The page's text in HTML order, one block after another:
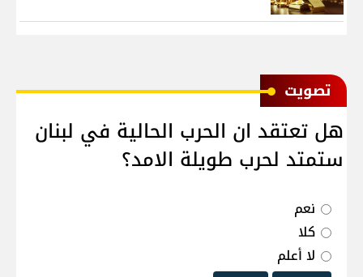
ﺗﺼﻮﻳﺖ
هل تعتقد ان الحرب الحالية في لبنان
ستمتد لحرب طويلة الامد؟
نعم
كلا
لا أعلم